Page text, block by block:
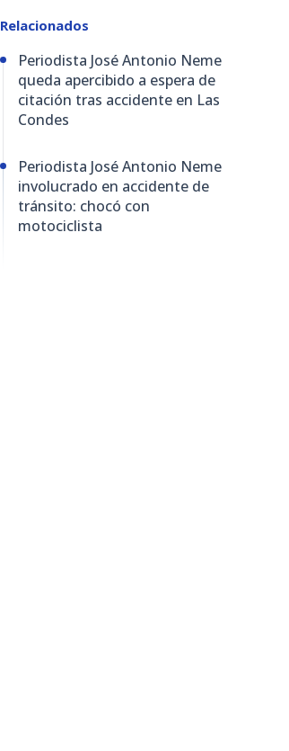
Relacionados
Periodista José Antonio Neme
queda apercibido a espera de
citación tras accidente en Las
Condes
Periodista José Antonio Neme
involucrado en accidente de
tránsito: chocó con
motociclista